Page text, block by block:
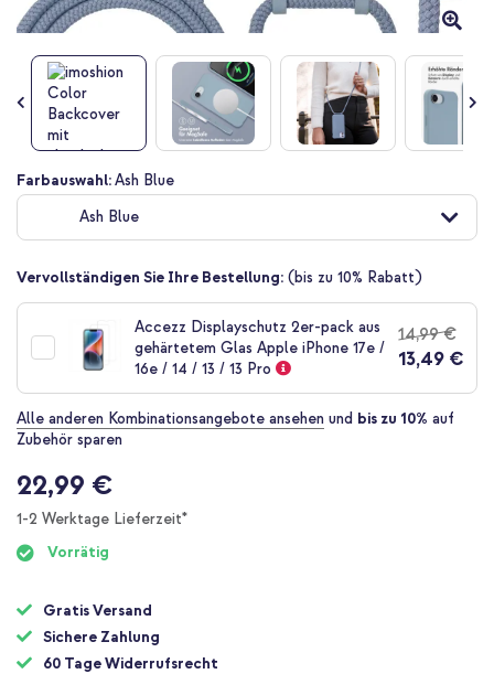
Zum
Anfang
Bildgalerie
Farbauswahl:Ash Blue
Ash Blue
Vervollständigen Sie Ihre Bestellung: (bis zu 10% Rabatt)
Accezz Displayschutz 2er-pack aus
gehärtetem Glas Apple iPhone 17e /
16e / 14 / 13 / 13 Pro
14,99 €
13,49 €
Alle anderen Kombinationsangebote ansehen und bis zu 10% auf
Zubehör sparen
22,99 €
1-2 Werktage Lieferzeit*
Vorrätig
Gratis Versand
Sichere Zahlung
60 Tage Widerrufsrecht